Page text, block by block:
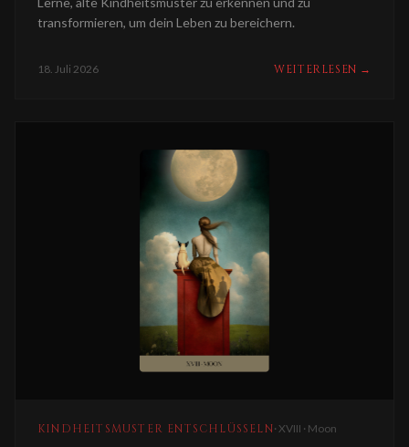
transformieren, um dein Leben zu bereichern.
18. Juli 2026 WEITERLESEN →
KINDHEITSMUSTER ENTSCHLÜSSELN· XVIII · Moon